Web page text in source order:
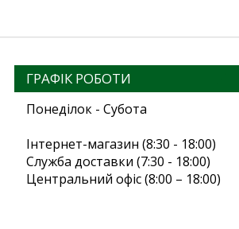
ГРАФІК РОБОТИ
Понеділок - Субота
Інтернет-магазин (8:30 - 18:00)
Служба доставки (7:30 - 18:00)
Центральний офіс (8:00 – 18:00)